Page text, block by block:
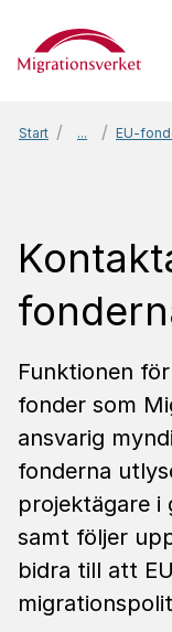
Start
Start ... EU-
Funktionen
fonder som
ansvarig
fonderna
projektägare i
samt följer
bidra till att